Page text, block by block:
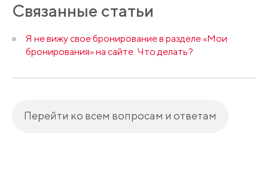
Связанные статьи
Я не вижу свое бронирование в разделе «Мои
бронирования» на сайте. Что делать?
Перейти ко всем вопросам и ответам